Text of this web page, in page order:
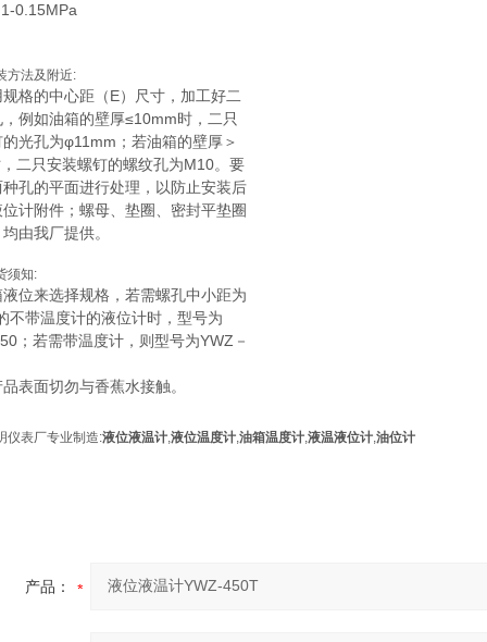
0.15MPa
方法及附近:
格的中心距（E）尺寸，加工好二
例如油箱的壁厚≤10mm时，二只
光孔为φ11mm；若油箱的壁厚＞
二只安装螺钉的螺纹孔为M10。要
孔的平面进行处理，以防止安装后
计附件；螺母、垫圈、密封平垫圈
由我厂提供。
须知:
位来选择规格，若需螺孔中小距为
不带温度计的液位计时，型号为
；若需带温度计，则型号为YWZ－
表面切勿与香蕉水接触。
仪表厂专业制造:液位液温计,液位温度计,油箱温度计,液温液位计,油位计
产品：